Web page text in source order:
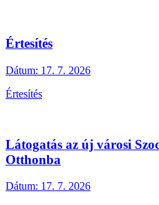
Értesítés
Dátum: 17. 7. 2026
Értesítés
Látogatás az új városi
Otthonba
Dátum: 17. 7. 2026